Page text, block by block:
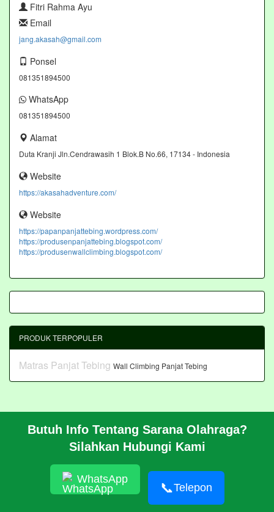
Fitri Rahma Ayu
Email
jang.akasah@gmail.com
Ponsel
081351894500
WhatsApp
081351894500
Alamat
Duta Kranji Jln.Cendrawasih 1 Blok.B No.66, 17134 - Indonesia
Website
https://akasahadventure.com/
Website
https://papanpanjattebing.wordpress.com/
https://produsenpanjattebing.blogspot.com/
https://produsenwallclimbing.blogspot.com/
Butuh Info Tentang Sarana Olahraga?
Silahkan Hubungi Kami
WhatsApp
📞Telepon
PRODUK TERPOPULER
Matras Panjat Tebing Wall Climbing Panjat Tebing
CARA PESAN
HUBUNGI KAMI
Pembangunan Wall Climbing Di PPLP Banten